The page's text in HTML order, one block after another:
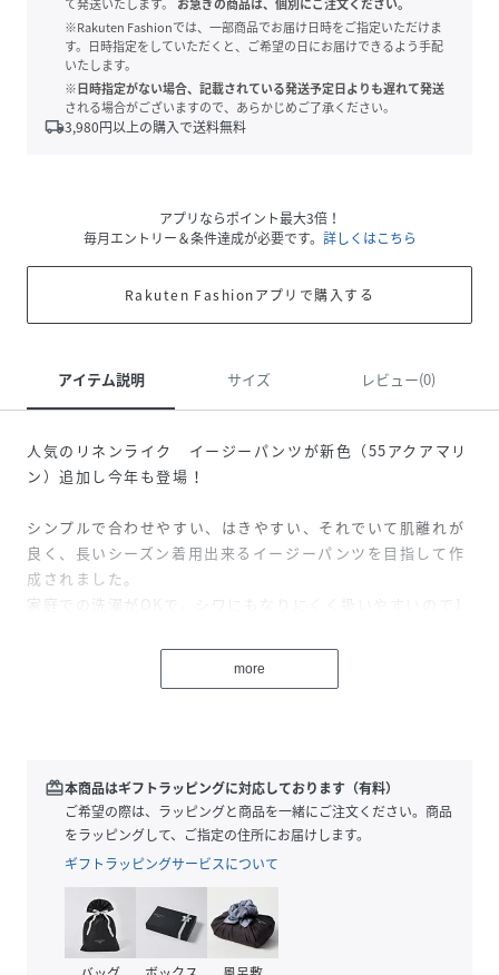
※Rakuten Fashionでは、一部商品でお届け日時をご指定いただけま
す。日時指定をしていただくと、ご希望の日にお届けできるよう手配
いたします。
※日時指定がない場合、記載されている発送予定日よりも遅れて発送
される場合がございますので、あらかじめご了承ください。
local_shipping3,980円以上の購入で送料無料
アプリならポイント最大3倍！
毎月エントリー＆条件達成が必要です。 詳しくはこちら
Rakuten Fashionアプリで購入する
アイテム説明 サイズ レビュー(0)
人気のリネンライク イージーパンツが新色（55アクアマリ
ン）追加し今年も登場！
シンプルで合わせやすい、はきやすい、それでいて肌離れが
良く、長いシーズン着用出来るイージーパンツを目指して作
成されました。
家庭での洗濯がOKで、シワにもなりにくく扱いやすいので1
生地目が杢調で表情があります。
同じ素材を使用した、半袖シャツはセットアップ着用が可能
前にタックが入り、背面に片玉縁ポケットが付いたスラック
スのようなシルエットです。
ウエストゴムのイージーな作りですが、きちんと見えする素
材なので、トップス次第でベーシックなコーデも可能です。
履きやすさ、コーディネートのしやすさが兼ね備わった、デ
イリー使いの味方としてあると心強いパンツです。
■detail
more
redeem本商品はギフトラッピングに対応しております（有料）
ご希望の際は、ラッピングと商品を一緒にご注文ください。商品
をラッピングして、ご指定の住所にお届けします。
ギフトラッピングサービスについて